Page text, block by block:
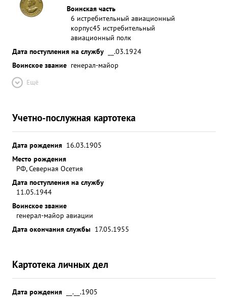
Воинская часть
6 истребительный авиационный
корпус45 истребительный
авиационный полк
Дата поступления на службу
__.03.1924
Воинское звание генерал-майор
Ещё
Учетно-послужная картотека
Дата рождения 16.03.1905
Место рождения
РФ, Северная Осетия
Дата поступления на службу
11.05.1944
Воинское звание
генерал-майор авиации
Дата окончания службы 17.05.1955
Картотека личных дел
Дата рождения
__.__.1905